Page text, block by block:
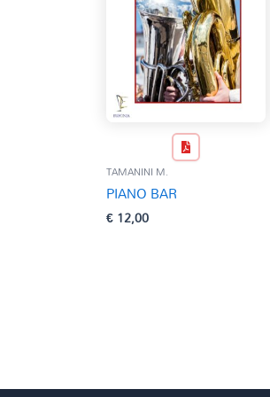
TAMANINI M.
PIANO BAR
€12,00